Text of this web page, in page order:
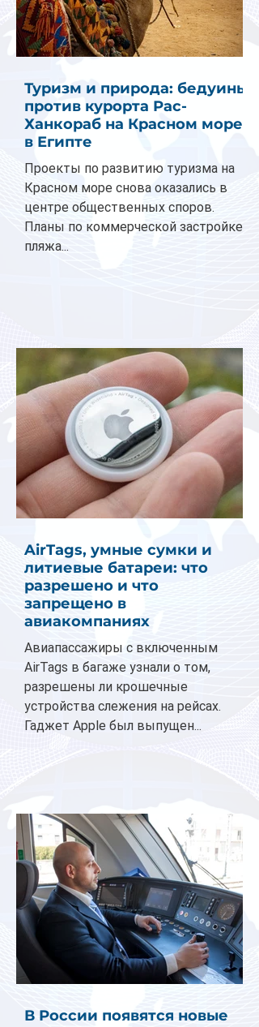
Туризм и природа: бедуины
против курорта Рас-
Ханкораб на Красном море
в Египте
Проекты по развитию туризма на
Красном море снова оказались в
центре общественных споров.
Планы по коммерческой застройке
пляжа...
AirTags, умные сумки и
литиевые батареи: что
разрешено и что
запрещено в
авиакомпаниях
Авиапассажиры с включенным
AirTags в багаже узнали о том,
разрешены ли крошечные
устройства слежения на рейсах.
Гаджет Apple был выпущен...
В России появятся новые